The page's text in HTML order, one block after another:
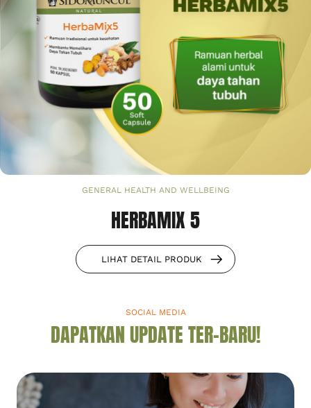
GENERAL HEALTH AND WELLBEING
HERBAMIX 5
LIHAT DETAIL PRODUK
SOCIAL MEDIA
DAPATKAN UPDATE TER-BARU!